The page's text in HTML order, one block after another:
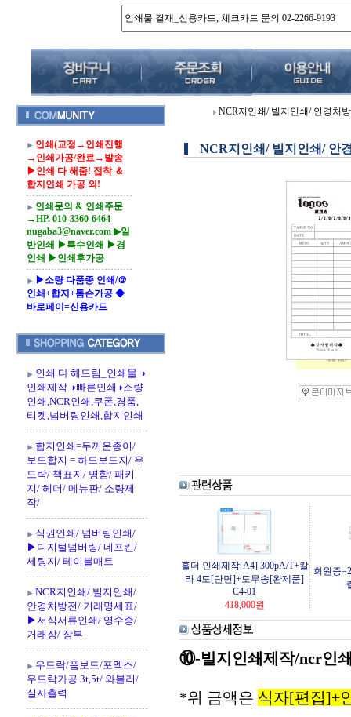
인쇄(교정→인쇄진행
→인쇄가공/완료→발송
▶인쇄 다 해줌! 접착 ＆
합지인쇄 가공 외!
인쇄문의 & 인쇄주문
→HP. 010-3360-6464
nugaba3@naver.com ▶일
반인쇄 ▶특수인쇄 ▶경
인쇄 ▶인쇄후가공
▶소량 다품종 인쇄/＠
인쇄+합지+톰슨가공 ◆
바로페이=신용카드
인쇄 다 해드림_인쇄물 ◑
인쇄제작 ◑빠른인쇄◑소량
인쇄,NCR인쇄,쿠폰,경품,
티켓,넘버링인쇄,합지인쇄
합지인쇄=두꺼운종이/
보드합지 = 하드보드지/ 우
드락/ 책표지/ 명함/ 패키
지/ 헤더/ 메뉴판/ 소량제
작/
식권인쇄/ 넘버링인쇄/
▶디지털넘버링/ 네프킨/
세팅지/ 테이블매트
NCR지인쇄/ 빌지인쇄/
안경처방전/ 거래명세표/
▶서식서류인쇄/ 영수증/
거래장/ 장부
우드락/폼보드/포멕스/
우드락가공 3t,5t/ 와블러/
실사출력
NCR지인쇄/ 빌지인쇄/ 안경처
NCR지인쇄/ 빌지인쇄/ 안
홀더 인쇄제작[A4] 300pA/T+칼
라 4도[단면]+도무송[완제품]
C4-01
회원증
418,000원
⑩-빌지인쇄제작/ncr인
*위 금액은 식자[편집]+